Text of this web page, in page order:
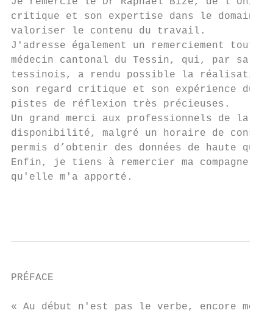
critique et son expertise dans le domaine
valoriser le contenu du travail.
J'adresse également un remerciement
médecin cantonal du Tessin, qui, par sa
tessinois, a rendu possible la
son regard critique et son expérience du
pistes de réflexion très précieuses.
Un grand merci aux professionnels de la
disponibilité, malgré un horaire de
permis d’obtenir des données de haute
Enfin, je tiens à remercier ma
qu'elle m'a apporté.
PRÉFACE
« Au début n'est pas le verbe, encore